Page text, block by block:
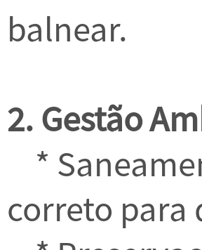
balnear.
2. Gestão
*
correto para